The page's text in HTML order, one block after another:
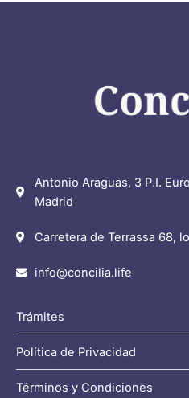
Antonio Araguas, 3 P.I.
Madrid
Carretera de Terrassa 68,
info@concilia.life
Trámites
Política de Privacidad
Términos y Condiciones